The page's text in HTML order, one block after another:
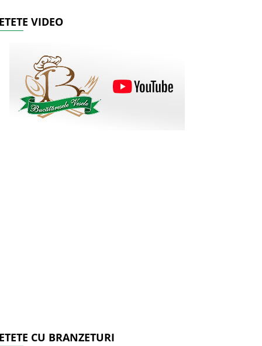
VIDEO
CU BRANZETURI